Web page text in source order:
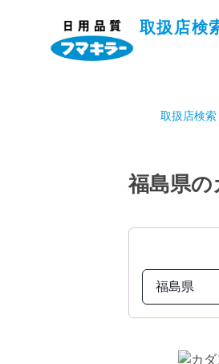
取扱店検
取扱店検索
福島県
福島県